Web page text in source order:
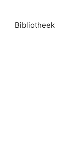
Bibliotheek